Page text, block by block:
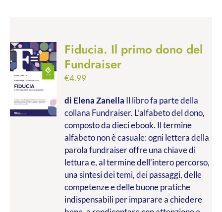
Fiducia. Il primo dono del
Fundraiser
€4.99
di Elena Zanella Il libro fa parte della
collana Fundraiser. L’alfabeto del dono,
composto da dieci ebook. Il termine
alfabeto non è casuale: ogni lettera della
parola fundraiser offre una chiave di
lettura e, al termine dell’intero percorso,
una sintesi dei temi, dei passaggi, delle
competenze e delle buone pratiche
indispensabili per imparare a chiedere